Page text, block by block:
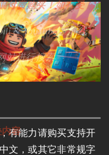
付费购买！如有受
& YouTube -“非线
站进行搜索
容
有能力请购买支持开
文，或其它非常规字